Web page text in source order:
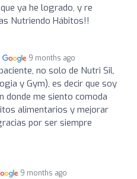
ya he logrado, y re
Nutriendo Hábitos!!
9 months ago
no solo de Nutri Sil,
y Gym), es decir que soy
donde me siento comoda
alimentarios y mejorar
por ser siempre
9 months ago